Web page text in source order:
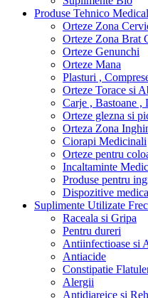
Produse Tehnico
Orteze Zona
Orteze Zona Brat
Orteze Genunchi
Orteze Mana
Plasturi ,
Orteze Torace si
Carje , Bastoane ,
Orteze glezna si
Orteza Zona
Ciorapi Medicinali
Orteze pentru
Incaltaminte
Produse pentru
Dispozitive
Suplimente Utilizate
Raceala si Gripa
Pentru dureri
Antiinfectioase si
Antiacide
Constipatie
Alergii
Antidiareice si